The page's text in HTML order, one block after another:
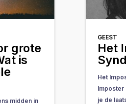
grote
is
midden in
GEEST
Het
Het
Imposter
je de